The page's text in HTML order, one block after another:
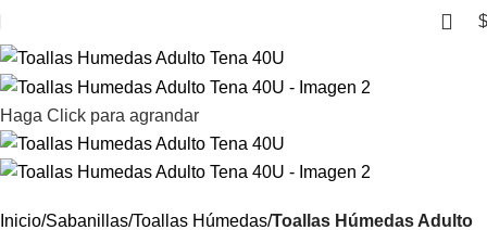
$
Haga Click para agrandar
Inicio Sabanillas Toallas Húmedas Toallas Húmedas Adulto